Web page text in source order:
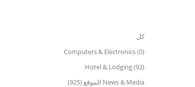
كل
Computers & Electronics (0)
Hotel & Lodging (92)
News & Media الموقع (925)